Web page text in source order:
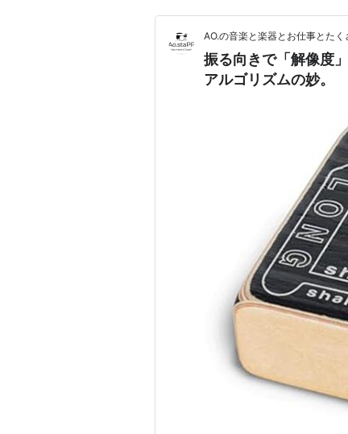
AO.の音楽と楽器とお仕事とたく
振る向きで「解像度
アルゴリズムの妙。